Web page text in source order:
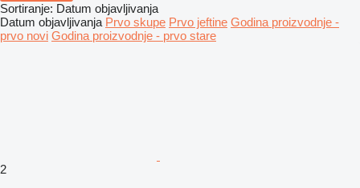
Sortiranje: Datum objavljivanja
Datum objavljivanja Prvo skupe Prvo jeftine Godina proizvodnje -
prvo novi Godina proizvodnje - prvo stare
2